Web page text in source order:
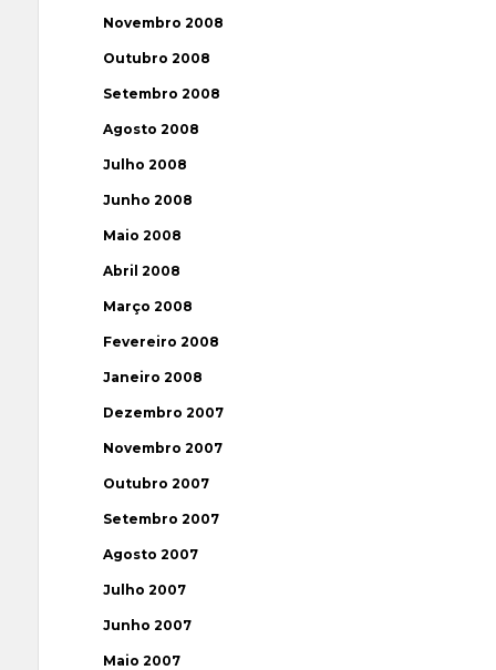
Novembro 2008
Outubro 2008
Setembro 2008
Agosto 2008
Julho 2008
Junho 2008
Maio 2008
Abril 2008
Março 2008
Fevereiro 2008
Janeiro 2008
Dezembro 2007
Novembro 2007
Outubro 2007
Setembro 2007
Agosto 2007
Julho 2007
Junho 2007
Maio 2007